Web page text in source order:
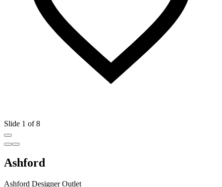
Slide 1 of 8
Ashford
Ashford Designer Outlet